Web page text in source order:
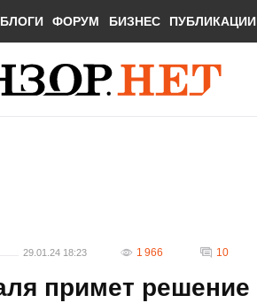
БЛОГИ ФОРУМ БИЗНЕС ПУБЛИКАЦИИ
29.01.24 18:23 1 966 10
примет решение